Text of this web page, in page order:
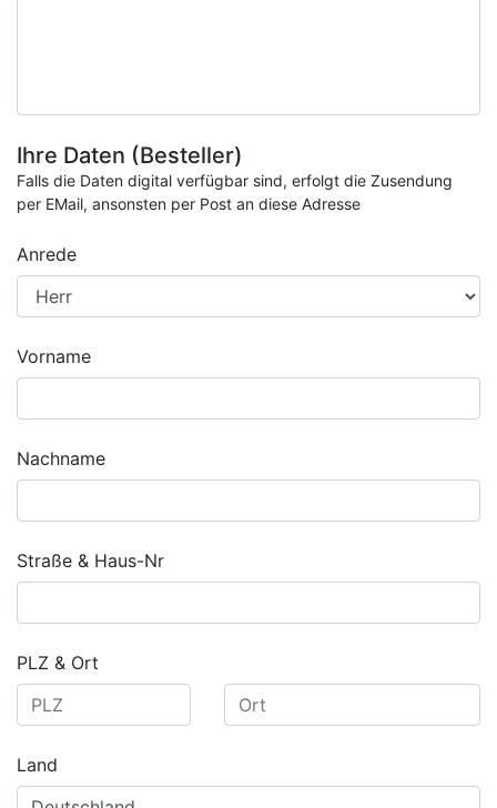
Ihre Daten (Besteller)
Falls die Daten digital verfügbar sind, erfolgt die Zusendung
per EMail, ansonsten per Post an diese Adresse
Anrede
Vorname
Nachname
Straße & Haus-Nr
PLZ & Ort
Land